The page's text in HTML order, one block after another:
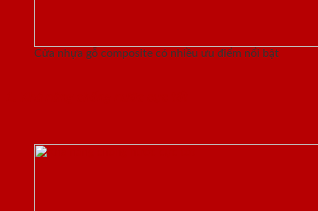
Cửa nhựa gỗ composite có nhiều ưu điểm nổi bật